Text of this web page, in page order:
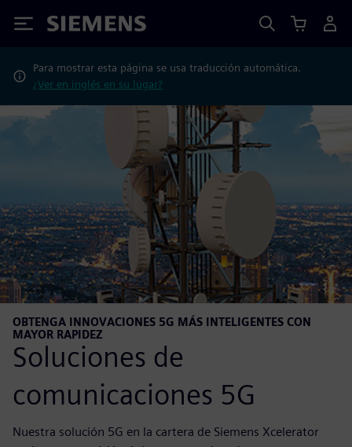
Siemens
Para mostrar esta página se usa traducción automática.
¿Ver en inglés en su lugar?
OBTENGA INNOVACIONES 5G MÁS INTELIGENTES CON
MAYOR RAPIDEZ
Soluciones de
comunicaciones 5G
Nuestra solución 5G en la cartera de Siemens Xcelerator